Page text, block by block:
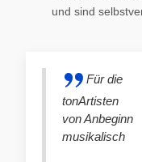
und sind
Für die
tonArtisten
von Anbeginn
musikalisch